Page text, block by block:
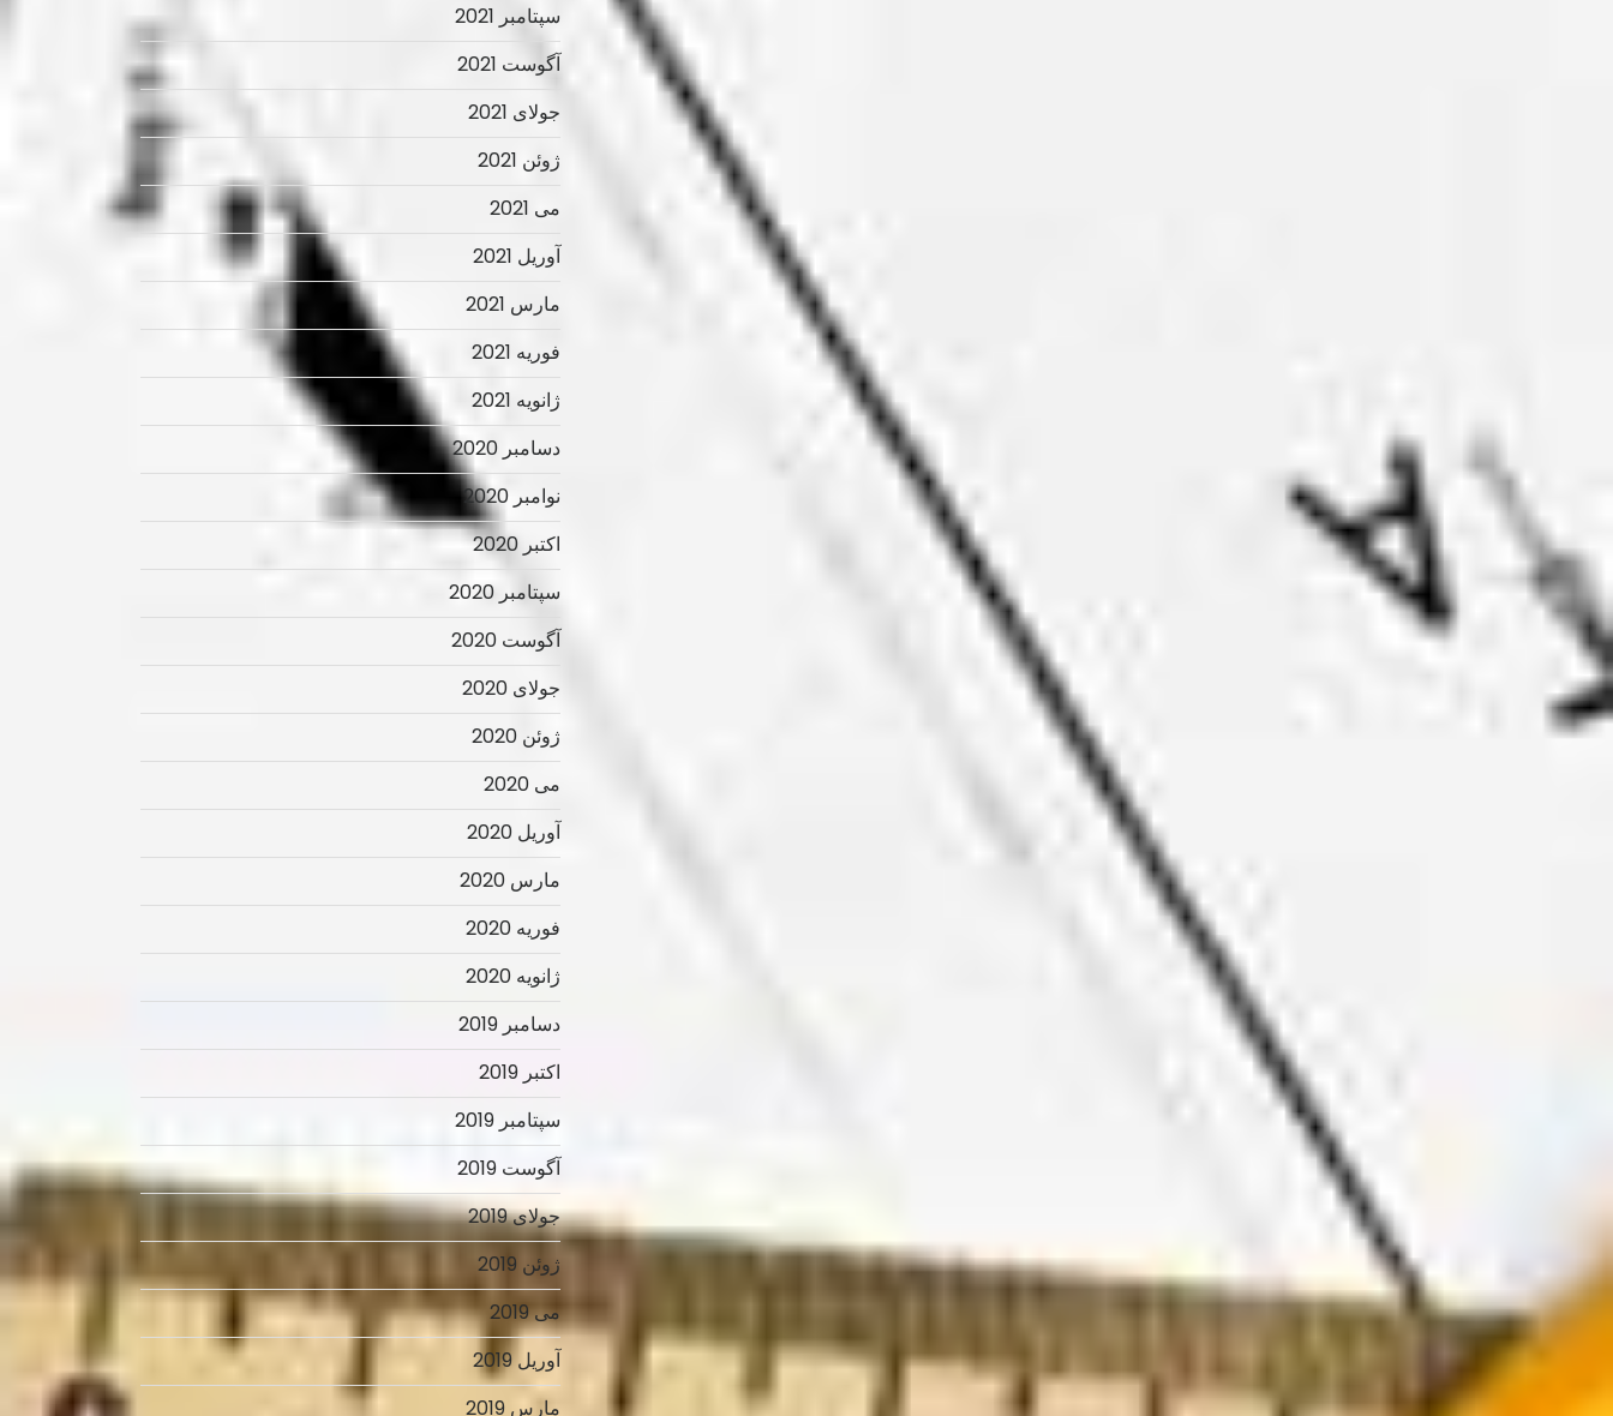
سپتامبر 2021
آگوست 2021
جولای 2021
ژوئن 2021
می 2021
آوریل 2021
مارس 2021
فوریه 2021
ژانویه 2021
دسامبر 2020
نوامبر 2020
اکتبر 2020
سپتامبر 2020
آگوست 2020
جولای 2020
ژوئن 2020
می 2020
آوریل 2020
مارس 2020
فوریه 2020
ژانویه 2020
دسامبر 2019
اکتبر 2019
سپتامبر 2019
آگوست 2019
جولای 2019
ژوئن 2019
می 2019
آوریل 2019
مارس 2019